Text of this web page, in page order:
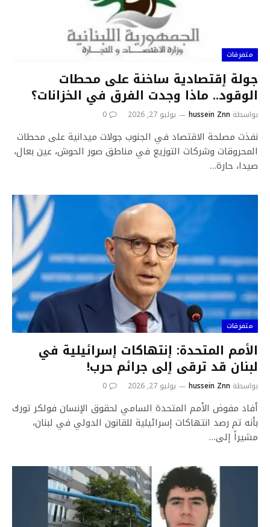
متفرقات
جولة ٳقتصادية ساخنة على محطات
الوقود.. ماذا وجدت الفرق في الخزانات؟
بواسطة hussein Znn يوليو 27, 2026 0
نفذت مصلحة الاقتصاد في الجنوب جولات ميدانية على محطات
المحروقات وشركات التوزيع في مناطق صور الحوش، عين بعال،
صيدا، حارة…
متفرقات
الأمم المتحدة: إنتهاكات إسرائيلية في
لبنان قد ترقى ٳلى جرائم حرب!
بواسطة hussein Znn يوليو 27, 2026 0
أفاد مفوض الأمم المتحدة السامي لحقوق الإنسان فولكر تورك
بأنه تم رصد انتهاكات إسرائيلية للقانون الدولي في لبنان،
مشيراً إلى…